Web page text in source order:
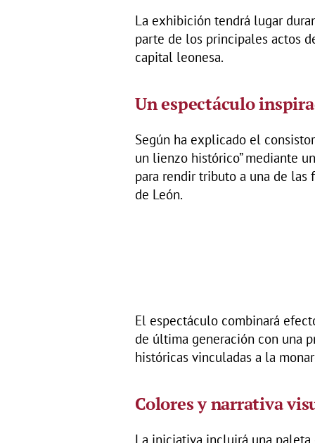
La exhibición tendrá lugar
parte de los principales actos
capital leonesa.
Un espectáculo
Según ha explicado el
un lienzo histórico” mediante
para rendir tributo a una de las
de León.
El espectáculo combinará
de última generación con una
históricas vinculadas a la
Colores y narrativa
La iniciativa incluirá una